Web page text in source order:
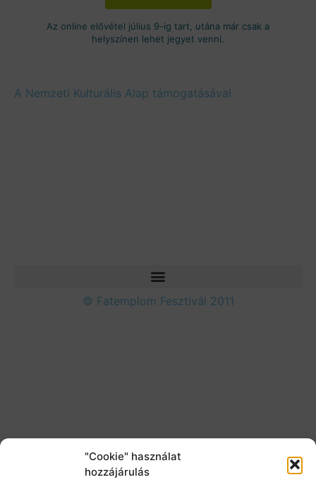
"Cookie" használat
hozzájárulás
Az online elővétel július 9-ig tart, utána már csak a
helyszínen lehet jegyet venni.
A Nemzeti Kulturális Alap támogatásával
© Fatemplom Fesztivál 2011